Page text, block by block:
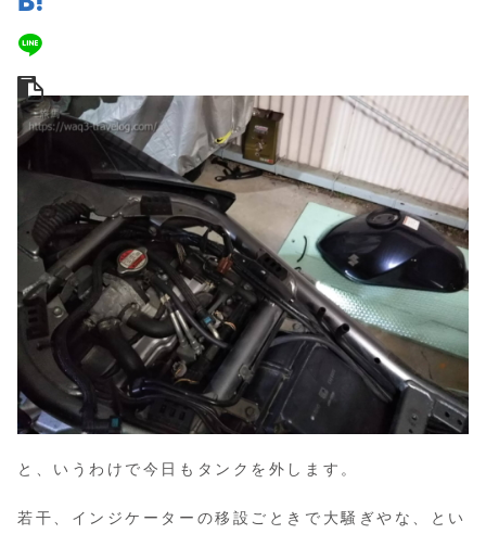
と、いうわけで今日もタンクを外します。
若干、インジケーターの移設ごときで大騒ぎやな、とい